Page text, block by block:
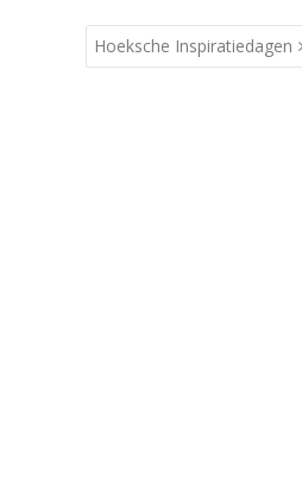
Hoeksche Inspiratiedagen